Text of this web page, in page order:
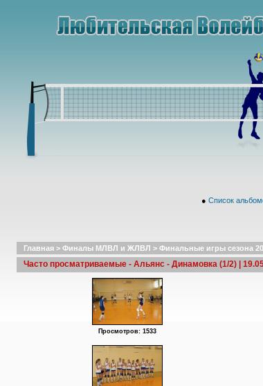
● Список
Главная > Финалы МЛВЛ и ЖЛВЛ > Финальные игры сезона
Часто просматриваемые - Альянс - Динамовка (1/2) |
Просмотров: 1533